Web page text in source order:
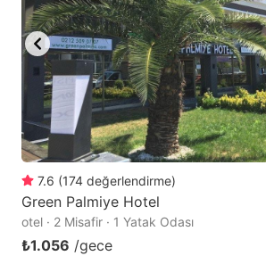
7.6 (174 değerlendirme)
Green Palmiye Hotel
otel · 2 Misafir · 1 Yatak Odası
₺1.056 /gece